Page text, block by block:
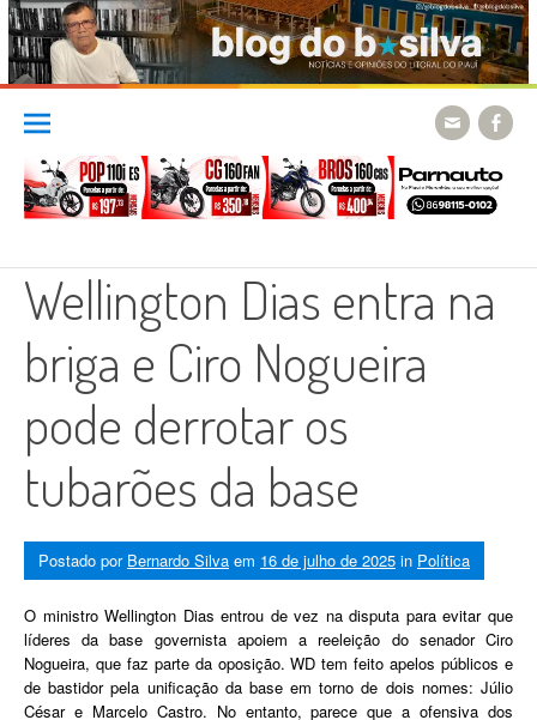
Skip
content
Wellington Dias entra na
briga e Ciro Nogueira
pode derrotar os
tubarões da base
Postado por Bernardo Silva em 16 de julho de 2025 in Política
O ministro Wellington Dias entrou de vez na disputa para evitar que
líderes da base governista apoiem a reeleição do senador Ciro
Nogueira, que faz parte da oposição. WD tem feito apelos públicos e
de bastidor pela unificação da base em torno de dois nomes: Júlio
César e Marcelo Castro. No entanto, parece que a ofensiva dos